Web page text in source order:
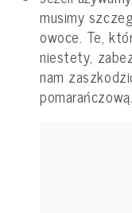
musimy
owoce. Te,
niestety,
nam
pomarańczową.